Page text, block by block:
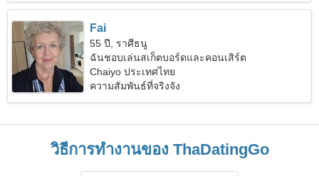
Fai
55 ปี, ราศีธนู
ฉันชอบเล่นสเก็ตบอร์ดและคอนเสิร์ต
Chaiyo ประเทศไทย
ความสัมพันธ์ที่จริงจัง
วิธีการทำงานของ ThaDatingGo